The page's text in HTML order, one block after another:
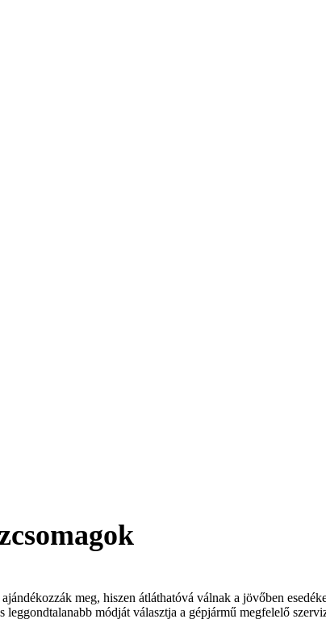
meg, hiszen átláthatóvá válnak a jövőben
módját választja a gépjármű megfelelő